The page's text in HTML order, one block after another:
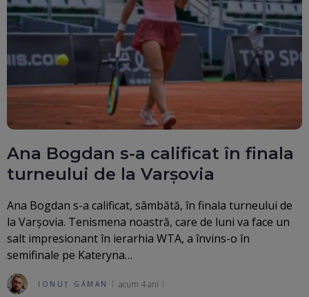
Ana Bogdan s-a calificat în finala
turneului de la Varșovia
Ana Bogdan s-a calificat, sâmbătă, în finala turneului de
la Varșovia. Tenismena noastră, care de luni va face un
salt impresionant în ierarhia WTA, a învins-o în
semifinale pe Kateryna…
IONUȚ GĂMAN acum 4 ani